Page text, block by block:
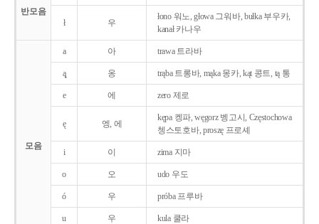
반모음
ł 우
łono 워노, głowa 그워바, bułka 부우카,
kanał 카나우
모음
a 아 trawa 트라바
ą̨ 옹 trąba 트롱바, mąka 몽카, kąt 콩트, tą 통
e 에 zero 제로
ę 엥, 에
kępa 켕파, węgorz 벵고시, Częstochowa
쳉스토호바, proszę 프로셰
i 이 zima 지마
o 오 udo 우도
ó 우 próba 프루바
u 우 kula 쿨라